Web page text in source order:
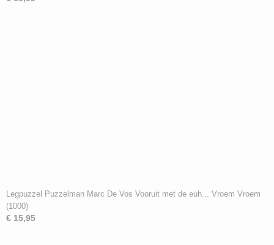
Legpuzzel Puzzelman Marc De Vos Vooruit met de euh... Vroem Vroem
(1000)
€ 15,95